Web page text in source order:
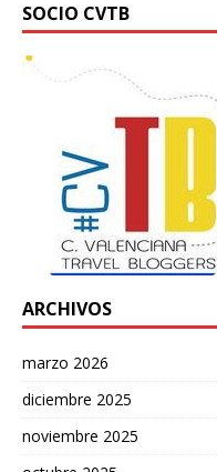
SOCIO CVTB
ARCHIVOS
marzo 2026
diciembre 2025
noviembre 2025